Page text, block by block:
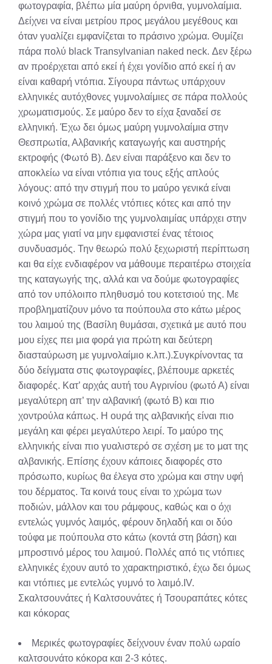
φωτογραφία, βλέπω μία μαύρη όρνιθα, γυμνολαίμια.
Δείχνει να είναι μετρίου προς μεγάλου μεγέθους και
όταν γυαλίζει εμφανίζεται το πράσινο χρώμα. Θυμίζει
πάρα πολύ black Transylvanian naked neck. Δεν ξέρω
αν προέρχεται από εκεί ή έχει γονίδιο από εκεί ή αν
είναι καθαρή ντόπια. Σίγουρα πάντως υπάρχουν
ελληνικές αυτόχθονες γυμνολαίμιες σε πάρα πολλούς
χρωματισμούς. Σε μαύρο δεν το είχα ξαναδεί σε
ελληνική. Έχω δει όμως μαύρη γυμνολαίμια στην
Θεσπρωτία, Αλβανικής καταγωγής και αυστηρής
εκτροφής (Φωτό Β). Δεν είναι παράξενο και δεν το
αποκλείω να είναι ντόπια για τους εξής απλούς
λόγους: από την στιγμή που το μαύρο γενικά είναι
κοινό χρώμα σε πολλές ντόπιες κότες και από την
στιγμή που το γονίδιο της γυμνολαιμίας υπάρχει στην
χώρα μας γιατί να μην εμφανιστεί ένας τέτοιος
συνδυασμός. Την θεωρώ πολύ ξεχωριστή περίπτωση
και θα είχε ενδιαφέρον να μάθουμε περαιτέρω στοιχεία
της καταγωγής της, αλλά και να δούμε φωτογραφίες
από τον υπόλοιπο πληθυσμό του κοτετσιού της. Με
προβληματίζουν μόνο τα πούπουλα στο κάτω μέρος
του λαιμού της (Βασίλη θυμάσαι, σχετικά με αυτό που
μου είχες πει μια φορά για πρώτη και δεύτερη
διασταύρωση με γυμνολαίμιο κ.λπ.).Συγκρίνοντας τα
δύο δείγματα στις φωτογραφίες, βλέπουμε αρκετές
διαφορές. Κατ’ αρχάς αυτή του Αγρινίου (φωτό Α) είναι
μεγαλύτερη απ’ την αλβανική (φωτό Β) και πιο
χοντρούλα κάπως. Η ουρά της αλβανικής είναι πιο
μεγάλη και φέρει μεγαλύτερο λειρί. Το μαύρο της
ελληνικής είναι πιο γυαλιστερό σε σχέση με το ματ της
αλβανικής. Επίσης έχουν κάποιες διαφορές στο
πρόσωπο, κυρίως θα έλεγα στο χρώμα και στην υφή
του δέρματος. Τα κοινά τους είναι το χρώμα των
ποδιών, μάλλον και του ράμφους, καθώς και ο όχι
εντελώς γυμνός λαιμός, φέρουν δηλαδή και οι δύο
τούφα με πούπουλα στο κάτω (κοντά στη βάση) και
μπροστινό μέρος του λαιμού. Πολλές από τις ντόπιες
ελληνικές έχουν αυτό το χαρακτηριστικό, έχω δει όμως
και ντόπιες με εντελώς γυμνό το λαιμό.IV.
Σκαλτσουνάτες ή Καλτσουνάτες ή Τσουραπάτες κότες
και κόκορας
Μερικές φωτογραφίες δείχνουν έναν πολύ ωραίο
καλτσουνάτο κόκορα και 2-3 κότες.